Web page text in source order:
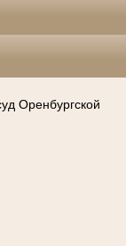
Оренбургской